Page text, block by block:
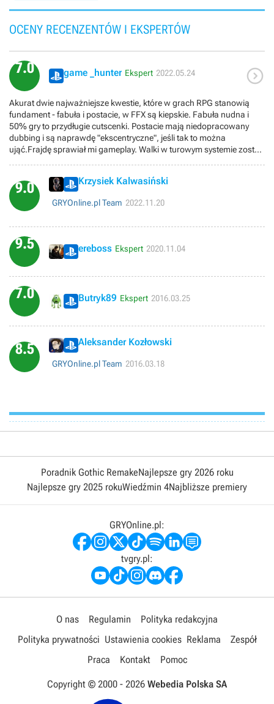
OCENY RECENZENTÓW I EKSPERTÓW
7.0 game _hunter Ekspert 2022.05.24 
Akurat dwie najważniejsze kwestie, które w grach RPG stanowią
fundament - fabuła i postacie, w FFX są kiepskie. Fabuła nudna i
50% gry to przydługie cutscenki. Postacie mają niedopracowany
dubbing i są naprawdę "ekscentryczne", jeśli tak to można
ująć.Frajdę sprawiał mi gameplay. Walki w turowym systemie zostały
Ocena końcowa to solidne 7,0/10
9.0 Krzysiek Kalwasiński
GRYOnline.pl Team 2022.11.20
9.5 ereboss Ekspert 2020.11.04
7.0 Butryk89 Ekspert 2016.03.25
8.5 Aleksander Kozłowski
GRYOnline.pl Team 2016.03.18
Poradnik Gothic RemakeNajlepsze gry 2026 roku
Najlepsze gry 2025 rokuWiedźmin 4Najbliższe premiery
GRYOnline.pl:
tvgry.pl:
O nas Regulamin
Polityka redakcyjna
Polityka prywatności Ustawienia cookies Reklama
Zespół
Praca
Kontakt Pomoc
Copyright © 2000 - 2026 Webedia Polska SA